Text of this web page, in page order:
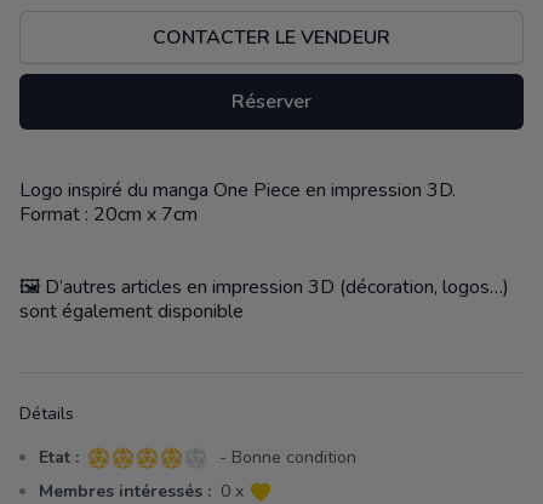
CONTACTER LE VENDEUR
Réserver
Description
Logo inspiré du manga One Piece en impression 3D.
Format : 20cm x 7cm
🖼️ D’autres articles en impression 3D (décoration, logos…)
sont également disponible
Détails
Etat : 4 sur 5 étoiles
- Bonne condition
Membres intéressés : 0 x